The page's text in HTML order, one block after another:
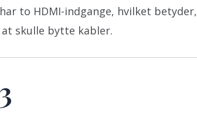
to HDMI-indgange, hvilket betyder,
skulle bytte kabler.